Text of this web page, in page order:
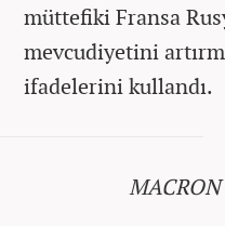
müttefiki Fransa
mevcudiyetini
ifadelerini kullandı.